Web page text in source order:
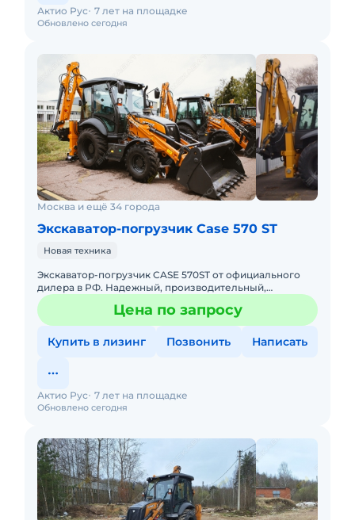
Обновлено сегодня
Актио Рус 7 лет на площадке
Москва и ещё 34 города
Экскаватор-погрузчик Case 570 ST
Новая техника
Экскаватор-погрузчик CASE 570ST от официального
дилера в РФ. Надежный, производительный,
экономичный! Доступна покупка в лизинг. Гарантия,
сервисное обслуживаЦена по запросу
Купить в лизинг Позвонить Написать
Обновлено сегодня
Актио Рус 7 лет на площадке